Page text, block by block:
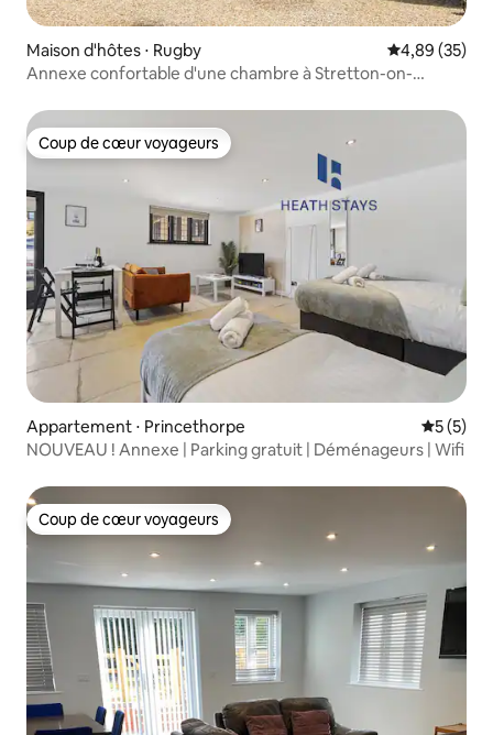
Maison d'hôtes ⋅ Rugby Évaluation
4,89 (35)
Annexe confortable d'une chambre à Stretton-on-
Coup de cœur voyageurs
Coup de cœur voyageurs
Appartement ⋅ Princethorpe
5 (5)
NOUVEAU ! Annexe | Parking gratuit | Déménageurs | Wifi
Coup de cœur voyageurs
Coup de cœur voyageurs